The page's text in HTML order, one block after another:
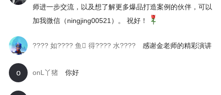
师进一步交流，以及想了解更多爆品打造案例的伙伴，可以
加我微信（ningjing00521）。 祝好！
???? 如???? 鱼 得???? 水???? 感谢金老师的精彩演讲
o onL丫猪 你好